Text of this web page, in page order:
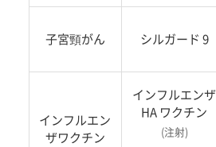
子宮頸がん シルガード 9
インフルエン
ザワクチン
インフルエンザ
HA ワクチン
(注射)